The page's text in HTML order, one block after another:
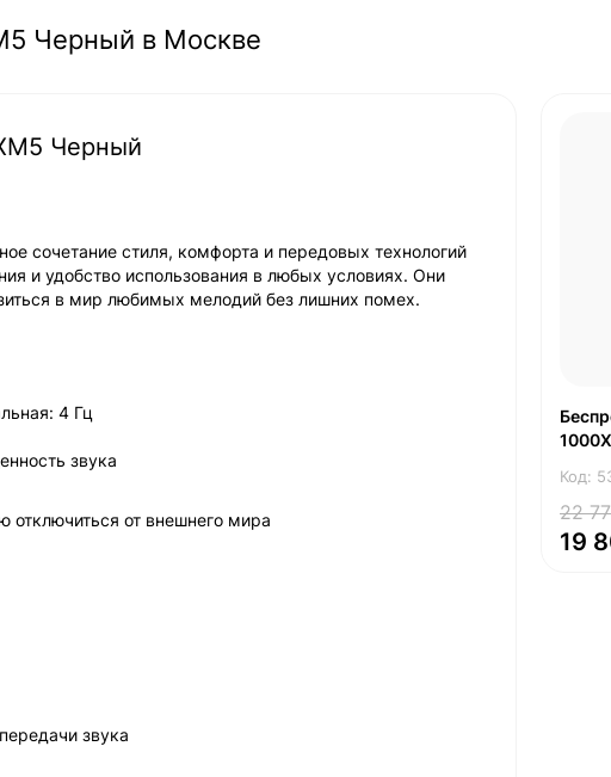
Черный в Москве
Черный
сочетание стиля, комфорта и передовых технологий
и удобство использования в любых условиях. Они
в мир любимых мелодий без лишних помех.
4 Гц
звука
отключиться от внешнего мира
звука
Код:
22
19